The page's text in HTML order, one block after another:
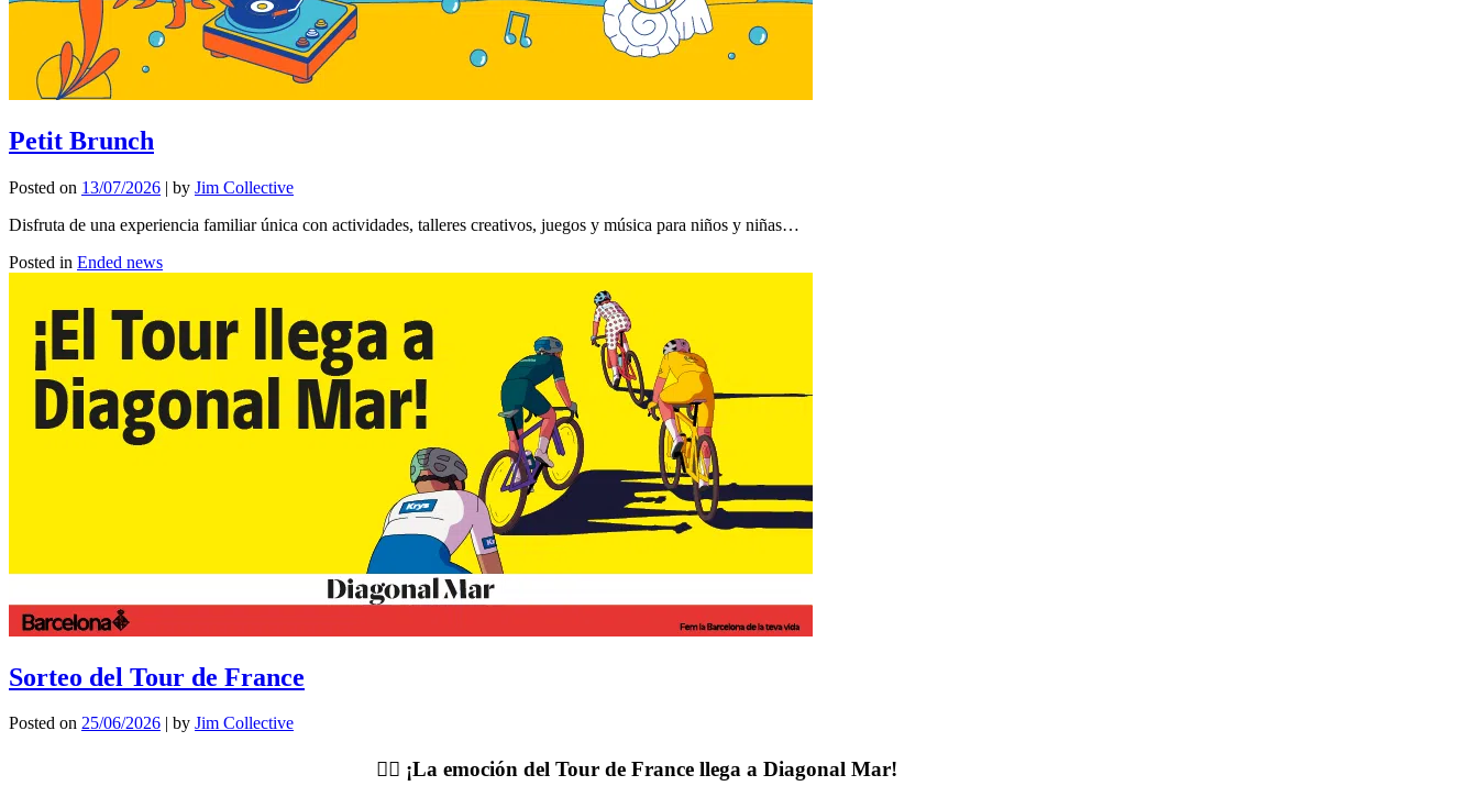
Petit Brunch
Posted on 13/07/2026 | by Jim Collective
Disfruta de una experiencia familiar única con actividades, talleres creativos, juegos y música para niños y niñas…
Posted in Ended news
Sorteo del Tour de France
Posted on 25/06/2026 | by Jim Collective
🚴‍♂️ ¡La emoción del Tour de France llega a Diagonal Mar!